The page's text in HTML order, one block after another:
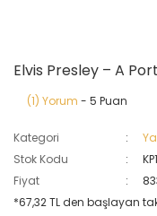
Elvis Presley – A
(1) Yorum - 5 Puan
Kategori
Stok Kodu
Fiyat
*67,32 TL den başlayan